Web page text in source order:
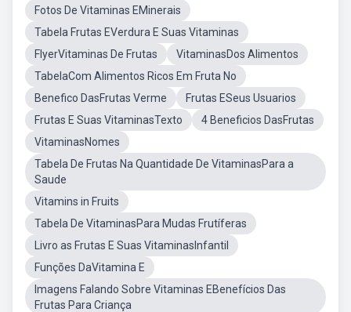
Fotos De Vitaminas EMinerais
Tabela Frutas EVerdura E Suas Vitaminas
FlyerVitaminas De Frutas
VitaminasDos Alimentos
TabelaCom Alimentos Ricos Em Fruta No
Benefico DasFrutas Verme
Frutas ESeus Usuarios
Frutas E Suas VitaminasTexto
4 Beneficios DasFrutas
VitaminasNomes
Tabela De Frutas Na Quantidade De VitaminasPara a
Saude
Vitamins in Fruits
Tabela De VitaminasPara Mudas Frutíferas
Livro as Frutas E Suas VitaminasInfantil
Funções DaVitamina E
Imagens Falando Sobre Vitaminas EBenefícios Das
Frutas Para Criança